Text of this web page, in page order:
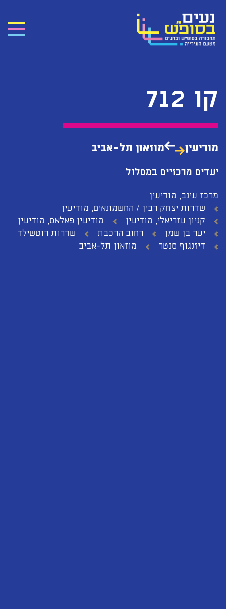
קו 712
מודיעין מוזאון תל-אביב
יעדים מרכזיים במסלול
מרכז עינב, מודיעין
שדרות יצחק רבין / החשמונאים, מודיעין
קניון עזריאלי, מודיעין
מודיעין פאלאס, מודיעין
יער בן שמן
רחוב הרכבת
שדרות רוטשילד
דיזנגוף סנטר
מוזאון תל-אביב